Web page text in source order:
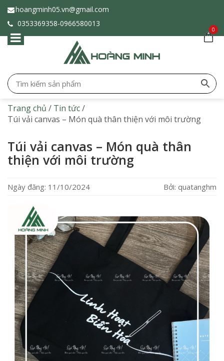
hoangminh05.vn@gmail.com
0353369358-0966580013
0
Trang chủ / Tin tức/
Túi vải canvas – Món quà thân thiện với môi trường
Túi vải canvas – Món quà thân
thiện với môi trường
Ngày đăng: 11/10/2024 Bởi: quatanghm